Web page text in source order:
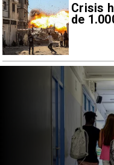
Crisis
de